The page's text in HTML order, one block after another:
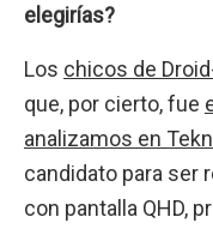
elegirías?
Los chicos de
que, por cierto, fue
analizamos en
candidato para ser
con pantalla QHD,